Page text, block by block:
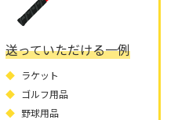
送っていただける一例
ラケット
ゴルフ用品
野球用品